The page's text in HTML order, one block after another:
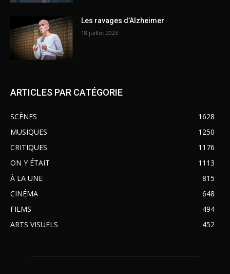
Les ravages d’Alzheimer
18 juillet 2023
ARTICLES PAR CATÉGORIE
SCÈNES
1628
MUSIQUES
1250
CRITIQUES
1176
ON Y ÉTAIT
1113
À LA UNE
815
CINÉMA
648
FILMS
494
ARTS VISUELS
452